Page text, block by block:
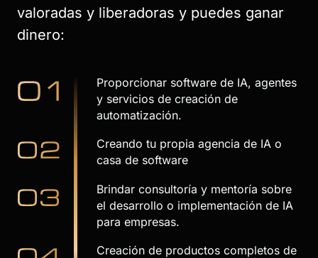
valoradas y liberadoras y puedes ganar
dinero:
Proporcionar software de IA, agentes
y servicios de creación de
automatización.
Creando tu propia agencia de IA o
casa de software
Brindar consultoría y mentoría sobre
el desarrollo o implementación de IA
para empresas.
Creación de productos completos de